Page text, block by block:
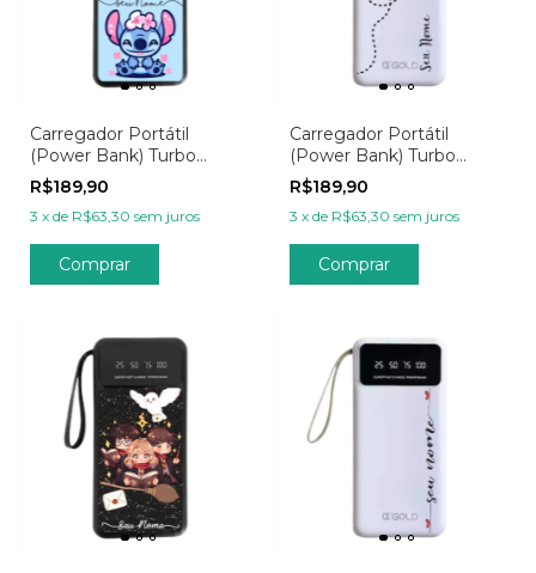
Carregador Portátil
(Power Bank) Turbo
20.000mAh
Personalizada - Wish
Aloha
R$189,90
3 x de R$63,30 sem juros
Comprar
Carregador Portátil
(Power Bank) Turbo
20.000mAh
Personalizado -
Minimalista Rota
Borboleta
R$189,90
3 x de R$63,30 sem juros
Comprar